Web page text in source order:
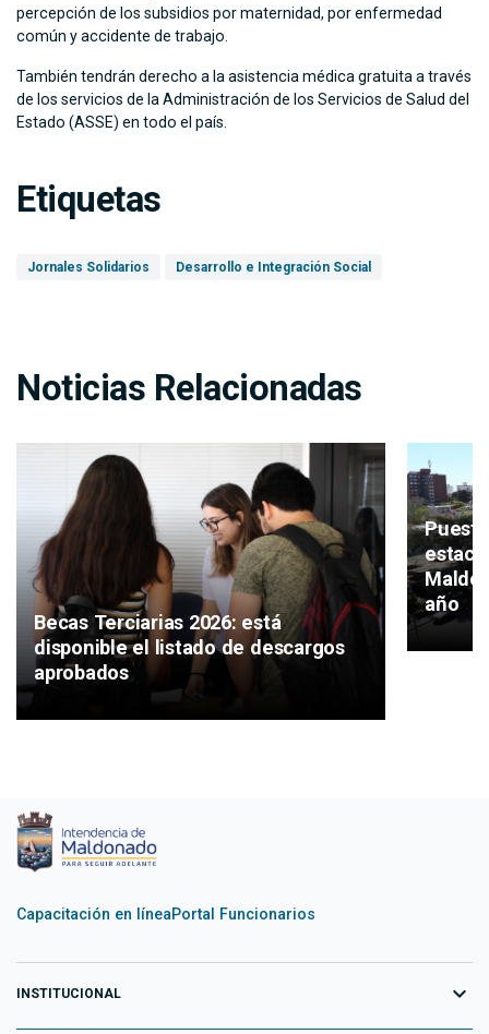
percepción de los subsidios por maternidad, por enfermedad
común y accidente de trabajo.
También tendrán derecho a la asistencia médica gratuita a través
de los servicios de la Administración de los Servicios de Salud del
Estado (ASSE) en todo el país.
Etiquetas
Jornales Solidarios Desarrollo e Integración Social
Noticias Relacionadas
Becas Terciarias 2026: está
disponible el listado de descargos
aprobados
año
Capacitación en líneaPortal Funcionarios
INSTITUCIONAL expand_more